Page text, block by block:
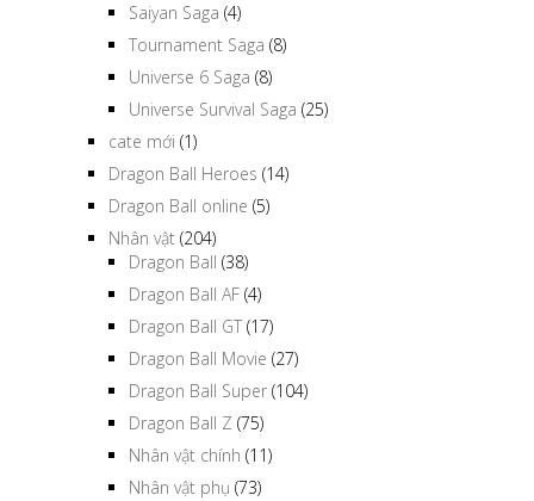
Saiyan Saga (4)
Tournament Saga (8)
Universe 6 Saga (8)
Universe Survival Saga (25)
cate mới (1)
Dragon Ball Heroes (14)
Dragon Ball online (5)
Nhân vật (204)
Dragon Ball (38)
Dragon Ball AF (4)
Dragon Ball GT (17)
Dragon Ball Movie (27)
Dragon Ball Super (104)
Dragon Ball Z (75)
Nhân vật chính (11)
Nhân vật phụ (73)